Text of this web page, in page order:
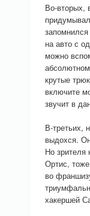
Во-вторых,
на авто с
можно
крутые
включите
звучит в
В-третьих,
выдохся.
Но
Ортис,
во
хакершей